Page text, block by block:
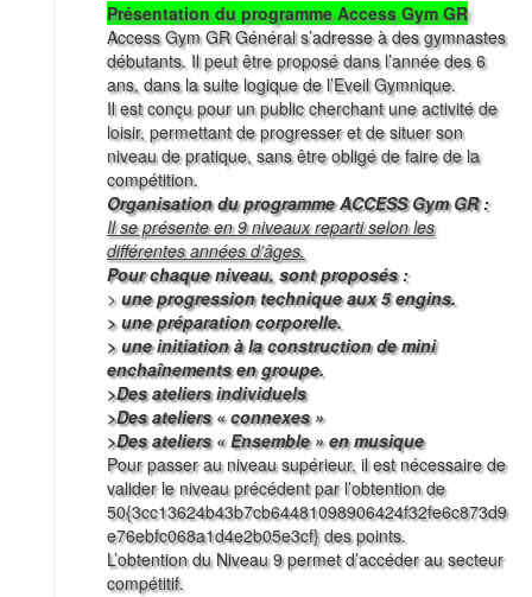
Présentation du programme Access Gym GR
Access Gym GR Général s’adresse à des gymnastes
débutants. Il peut être proposé dans l’année des 6
ans, dans la suite logique de l’Eveil Gymnique.
Il est conçu pour un public cherchant une activité de
loisir, permettant de progresser et de situer son
niveau de pratique, sans être obligé de faire de la
compétition.
Organisation du programme ACCESS Gym GR :
Il se présente en 9 niveaux reparti selon les
différentes années d’âges.
Pour chaque niveau, sont proposés :
>une progression technique aux 5 engins.
> une préparation corporelle.
> une initiation à la construction de mini
enchaînements en groupe.
>Des ateliers individuels
>Des ateliers « connexes »
>Des ateliers « Ensemble » en musique
Pour passer au niveau supérieur, il est nécessaire de
valider le niveau précédent par l’obtention de
50{3cc13624b43b7cb64481098906424f32fe6c873d9
e76ebfc068a1d4e2b05e3cf} des points.
L’obtention du Niveau 9 permet d’accéder au secteur
compétitif.